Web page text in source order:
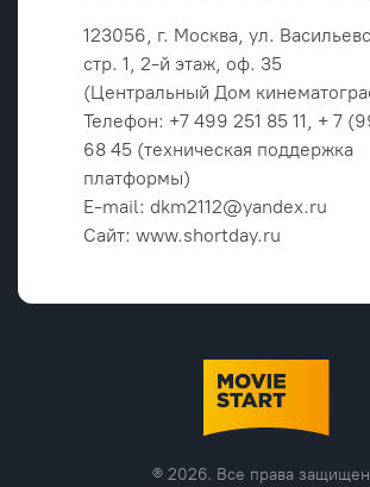
123056, г. Москва, ул.
стр. 1, 2-й этаж, оф. 35
(Центральный Дом
Телефон: +7 499 251 85 11, + 7
68 45 (техническая поддержка
платформы)
E-mail: dkm2112@yandex.ru
Сайт: www.shortday.ru
® 2026. Все права